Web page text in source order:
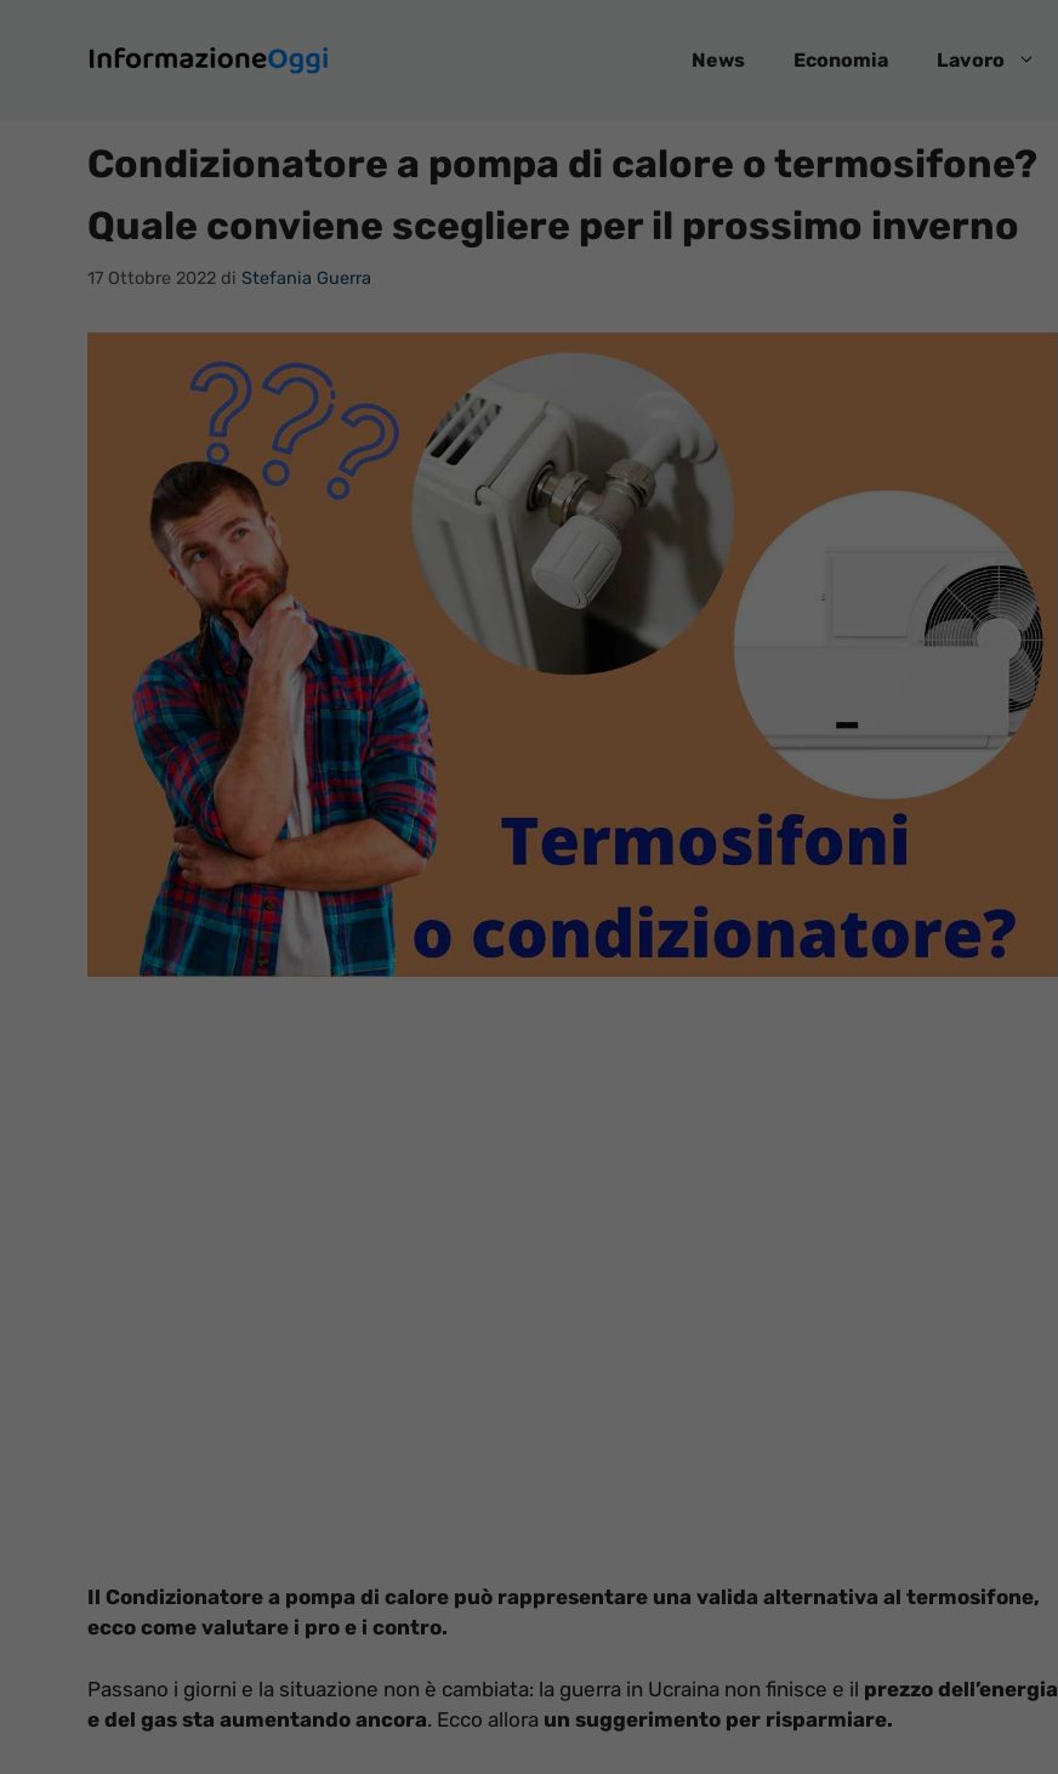
contenuto
News Economia Lavoro
Condizionatore a pompa di calore o termosifone?
Quale conviene scegliere per il prossimo inverno
17 Ottobre 2022 di Stefania Guerra
Il Condizionatore a pompa di calore può rappresentare una valida alternativa al termosifone,
ecco come valutare i pro e i contro.
Passano i giorni e la situazione non è cambiata: la guerra in Ucraina non finisce e il prezzo dell’energia
e del gas sta aumentando ancora. Ecco allora un suggerimento per risparmiare.